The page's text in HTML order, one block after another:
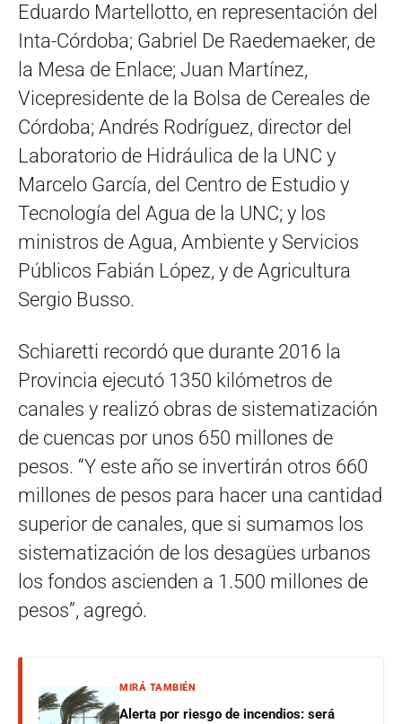
Eduardo Martellotto, en representación del
Inta-Córdoba; Gabriel De Raedemaeker, de
la Mesa de Enlace; Juan Martínez,
Vicepresidente de la Bolsa de Cereales de
Córdoba; Andrés Rodríguez, director del
Laboratorio de Hidráulica de la UNC y
Marcelo García, del Centro de Estudio y
Tecnología del Agua de la UNC; y los
ministros de Agua, Ambiente y Servicios
Públicos Fabián López, y de Agricultura
Sergio Busso.
Schiaretti recordó que durante 2016 la
Provincia ejecutó 1350 kilómetros de
canales y realizó obras de sistematización
de cuencas por unos 650 millones de
pesos. “Y este año se invertirán otros 660
millones de pesos para hacer una cantidad
superior de canales, que si sumamos los
sistematización de los desagües urbanos
los fondos ascienden a 1.500 millones de
pesos”, agregó.
MIRÁ TAMBIÉN
Alerta por riesgo de incendios: será